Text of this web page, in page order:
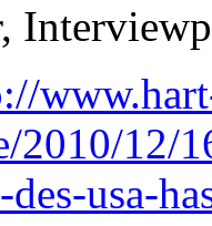
2010/12/
usa-